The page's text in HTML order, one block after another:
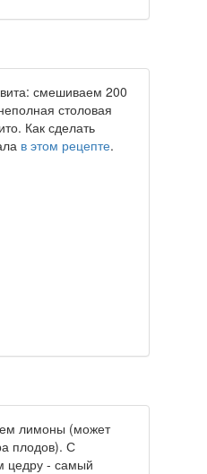
смешиваем 200
столовая
Как сделать
в этом рецепте.
лимоны (может
плодов). С
цедру - самый